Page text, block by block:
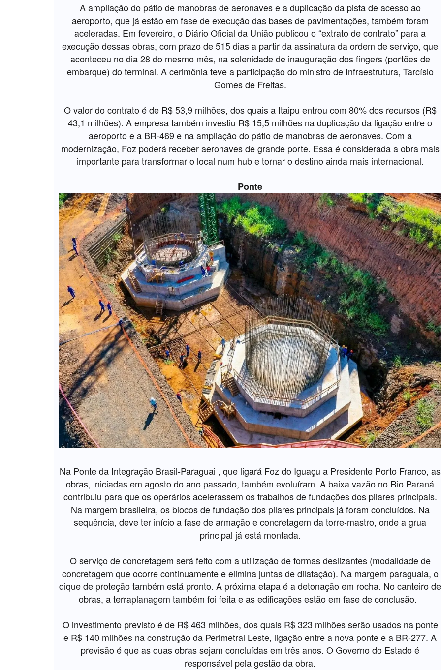
A ampliação do pátio de manobras de aeronaves e a duplicação da pista de acesso ao
aeroporto, que já estão em fase de execução das bases de pavimentações, também foram
aceleradas. Em fevereiro, o Diário Oficial da União publicou o “extrato de contrato” para a
execução dessas obras, com prazo de 515 dias a partir da assinatura da ordem de serviço, que
aconteceu no dia 28 do mesmo mês, na solenidade de inauguração dos fingers (portões de
embarque) do terminal. A cerimônia teve a participação do ministro de Infraestrutura, Tarcísio
Gomes de Freitas.
O valor do contrato é de R$ 53,9 milhões, dos quais a Itaipu entrou com 80% dos recursos (R$
43,1 milhões). A empresa também investiu R$ 15,5 milhões na duplicação da ligação entre o
aeroporto e a BR-469 e na ampliação do pátio de manobras de aeronaves. Com a
modernização, Foz poderá receber aeronaves de grande porte. Essa é considerada a obra mais
importante para transformar o local num hub e tornar o destino ainda mais internacional.
Ponte
Na Ponte da Integração Brasil-Paraguai , que ligará Foz do Iguaçu a Presidente Porto Franco, as
obras, iniciadas em agosto do ano passado, também evoluíram. A baixa vazão no Rio Paraná
contribuiu para que os operários acelerassem os trabalhos de fundações dos pilares principais.
Na margem brasileira, os blocos de fundação dos pilares principais já foram concluídos. Na
sequência, deve ter início a fase de armação e concretagem da torre-mastro, onde a grua
principal já está montada.
O serviço de concretagem será feito com a utilização de formas deslizantes (modalidade de
concretagem que ocorre continuamente e elimina juntas de dilatação). Na margem paraguaia, o
dique de proteção também está pronto. A próxima etapa é a detonação em rocha. No canteiro de
obras, a terraplanagem também foi feita e as edificações estão em fase de conclusão.
O investimento previsto é de R$ 463 milhões, dos quais R$ 323 milhões serão usados na ponte
e R$ 140 milhões na construção da Perimetral Leste, ligação entre a nova ponte e a BR-277. A
previsão é que as duas obras sejam concluídas em três anos. O Governo do Estado é
responsável pela gestão da obra.